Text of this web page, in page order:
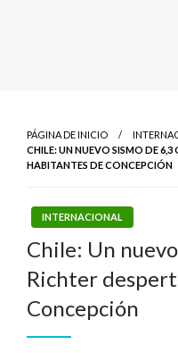
PÁGINA DE INICIO
CHILE: UN NUEVO SISMO DE
HABITANTES DE CONCEPCIÓN
INTERNACIONAL
Chile: Un
Richter
Concepción